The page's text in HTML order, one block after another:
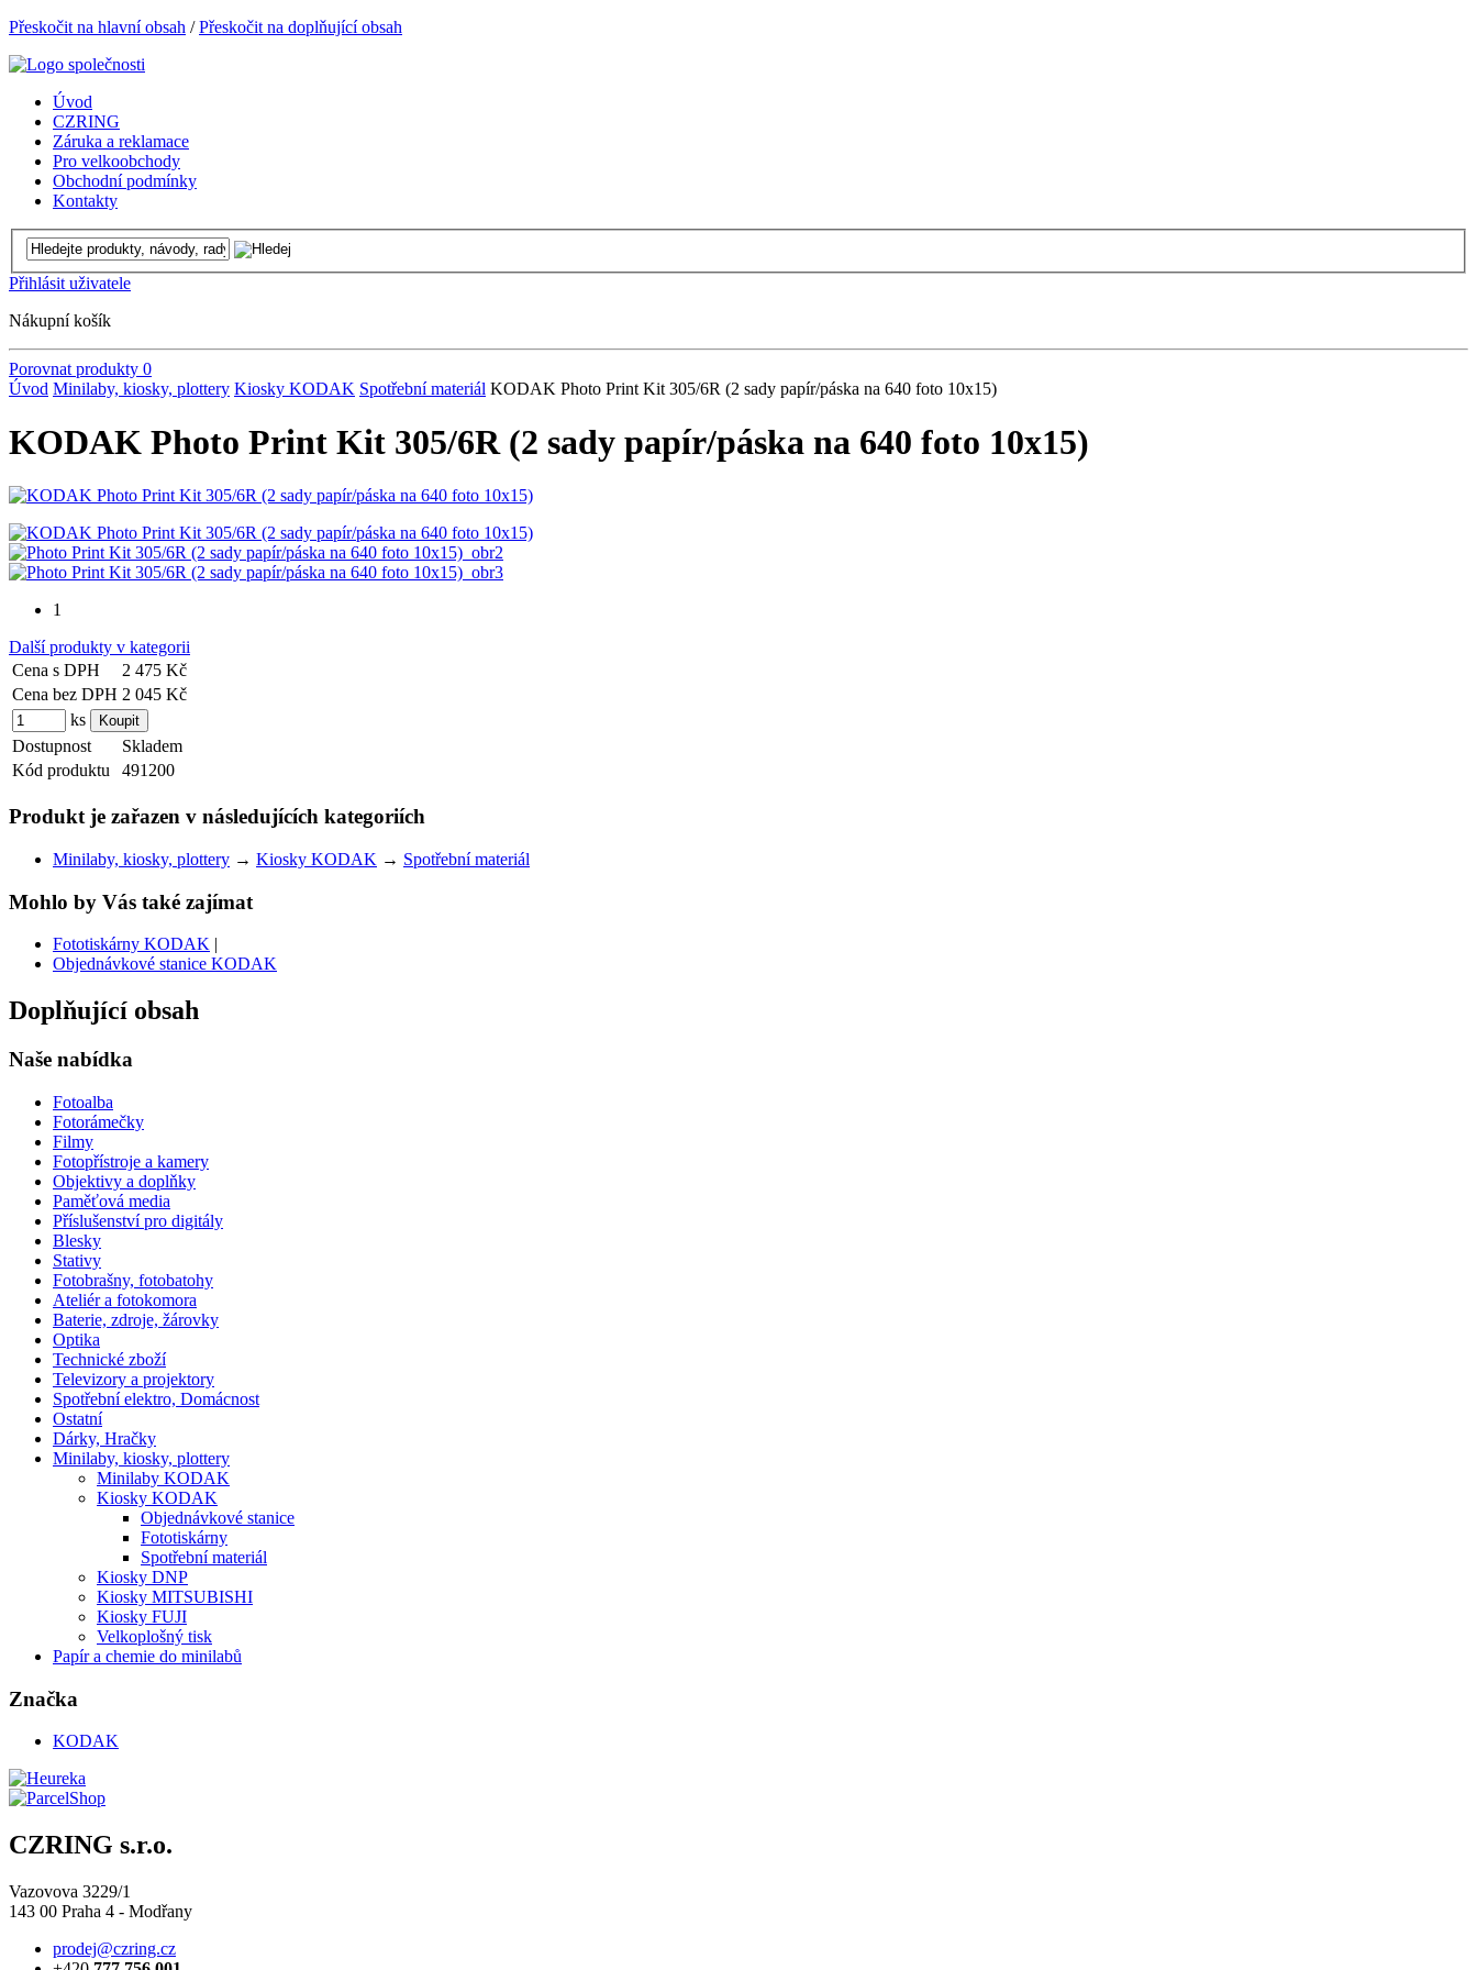
Přeskočit na hlavní obsah /Přeskočit na doplňující obsah
Úvod
CZRING
Záruka a reklamace
Pro velkoobchody
Obchodní podmínky
Kontakty
Přihlásit uživatele
Nákupní košík
Porovnat produkty 0
Úvod Minilaby, kiosky, plottery Kiosky KODAK Spotřební materiál KODAK Photo Print Kit 305/6R (2 sady papír/páska na 640 foto 10x15)
KODAK Photo Print Kit 305/6R (2 sady papír/páska na 640 foto 10x15)
1
Další produkty v kategorii
Cena s DPH
2 475 Kč
Cena bez DPH 2 045 Kč
ks
Dostupnost
Skladem
Kód produktu
491200
Produkt je zařazen v následujících kategoriích
Minilaby, kiosky, plottery → Kiosky KODAK → Spotřební materiál
Mohlo by Vás také zajímat
Fototiskárny KODAK |
Objednávkové stanice KODAK
Doplňující obsah
Naše nabídka
Fotoalba
Fotorámečky
Filmy
Fotopřístroje a kamery
Objektivy a doplňky
Paměťová media
Příslušenství pro digitály
Blesky
Stativy
Fotobrašny, fotobatohy
Ateliér a fotokomora
Baterie, zdroje, žárovky
Optika
Technické zboží
Televizory a projektory
Spotřební elektro, Domácnost
Ostatní
Dárky, Hračky
Minilaby, kiosky, plottery
Minilaby KODAK
Kiosky KODAK
Objednávkové stanice
Fototiskárny
Spotřební materiál
Kiosky DNP
Kiosky MITSUBISHI
Kiosky FUJI
Velkoplošný tisk
Papír a chemie do minilabů
Značka
KODAK
CZRING s.r.o.
Vazovova 3229/1
143 00 Praha 4 - Modřany
prodej@czring.cz